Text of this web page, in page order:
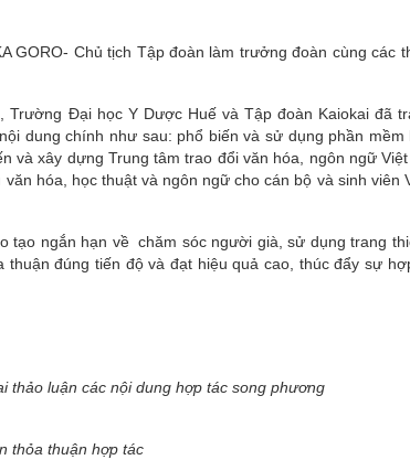
GORO- Chủ tịch Tập đoàn làm trưởng đoàn cùng các
Đại học Y Dược Huế và Tập đoàn Kaiokai đã
dung chính như sau: phổ biến và sử dụng phần mềm
và xây dựng Trung tâm trao đổi văn hóa, ngôn ngữ
hóa, học thuật và ngôn ngữ cho cán bộ và sinh viên
tạo ngắn hạn về chăm sóc người già, sử dụng trang
đúng tiến độ và đạt hiệu quả cao, thúc đẩy sự
thảo luận các nội dung hợp tác song phương
thỏa thuận hợp tác